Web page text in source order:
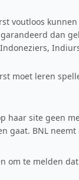
voutloos
dan
moet leren
haar site geen
gaat. BNL
om te melden